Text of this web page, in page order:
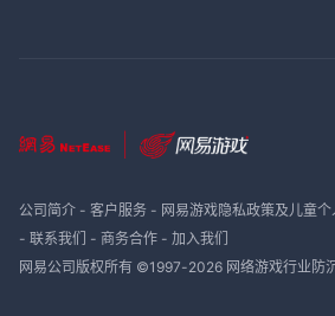
公司简介- 客户服务- 网易游戏隐私政策及儿童个
- 联系我们 - 商务合作- 加入我们
网易公司版权所有 ©1997-2026 网络游戏行业防